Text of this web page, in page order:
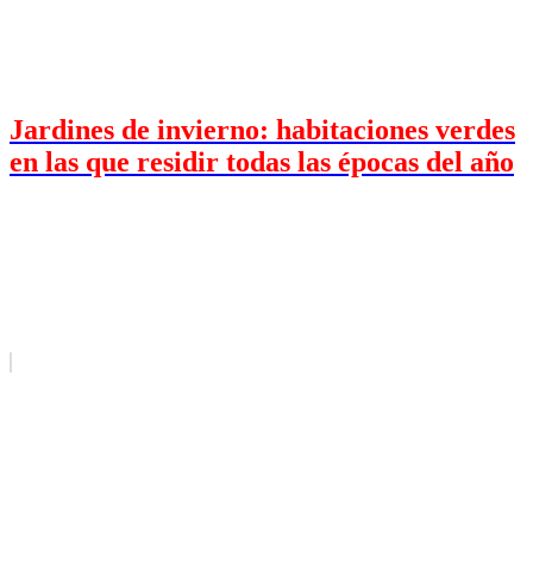
Jardines de invierno: habitaciones verdes
en las que residir todas las épocas del año